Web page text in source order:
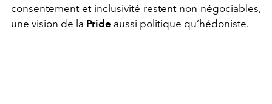
consentement et inclusivité restent non négociables,
une vision de la Pride aussi politique qu’hédoniste.